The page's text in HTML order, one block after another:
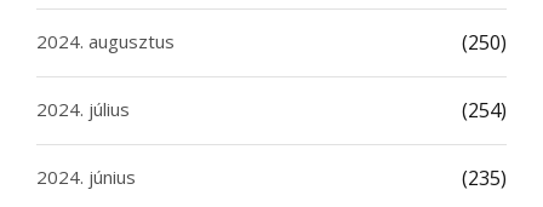
2024. augusztus (250)
2024. július (254)
2024. június (235)